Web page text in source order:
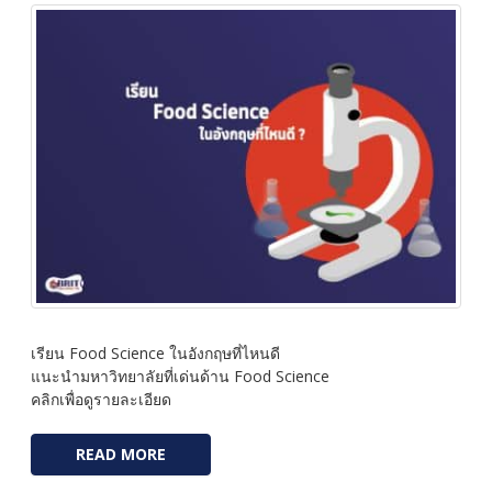
เรียน Food Science ในอังกฤษที่ไหนดี
แนะนำมหาวิทยาลัยที่เด่นด้าน Food Science
คลิกเพื่อดูรายละเอียด
READ MORE